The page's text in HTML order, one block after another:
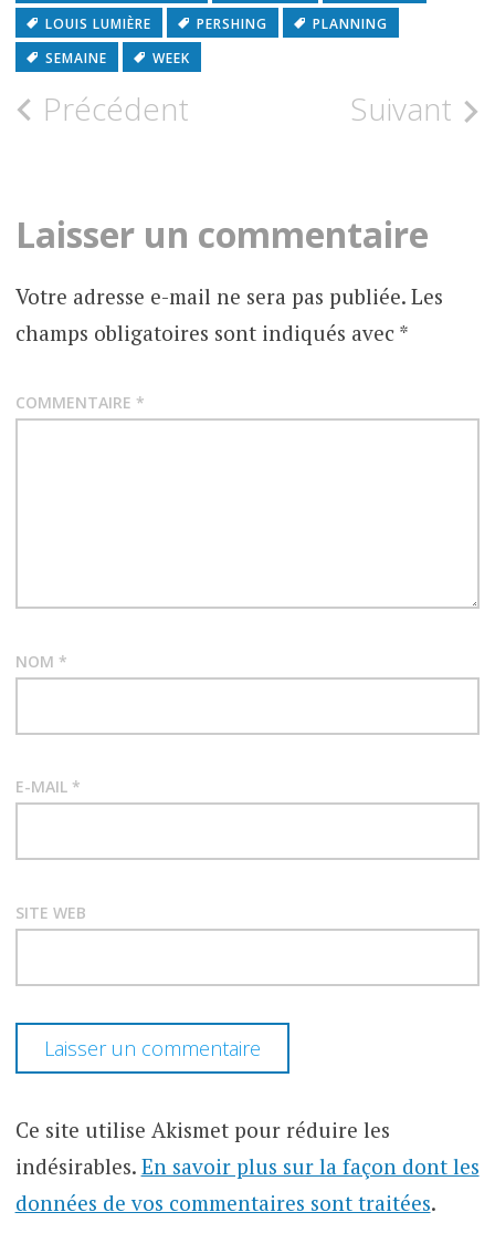
LOUIS LUMIÈRE
PERSHING
PLANNING
SEMAINE
WEEK
Précédent Suivant
Laisser un commentaire
Votre adresse e-mail ne sera pas publiée. Les
champs obligatoires sont indiqués avec *
COMMENTAIRE *
NOM *
E-MAIL *
SITE WEB
Ce site utilise Akismet pour réduire les
indésirables. En savoir plus sur la façon dont les
données de vos commentaires sont traitées.